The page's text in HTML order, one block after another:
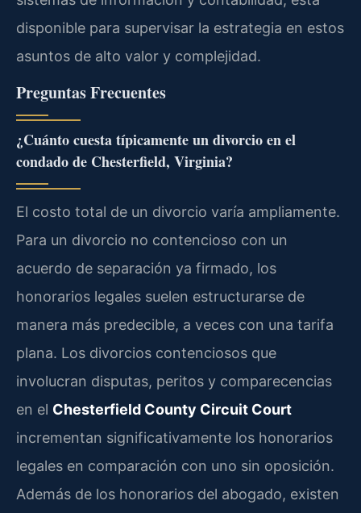
disponible para supervisar la estrategia en estos
asuntos de alto valor y complejidad.
Preguntas Frecuentes
¿Cuánto cuesta típicamente un divorcio en el
condado de Chesterfield, Virginia?
El costo total de un divorcio varía ampliamente.
Para un divorcio no contencioso con un
acuerdo de separación ya firmado, los
honorarios legales suelen estructurarse de
manera más predecible, a veces con una tarifa
plana. Los divorcios contenciosos que
involucran disputas, peritos y comparecencias
en el Chesterfield County Circuit Court
incrementan significativamente los honorarios
legales en comparación con uno sin oposición.
Además de los honorarios del abogado, existen